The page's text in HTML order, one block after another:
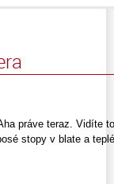
práve teraz. Vidíte
stopy v blate a